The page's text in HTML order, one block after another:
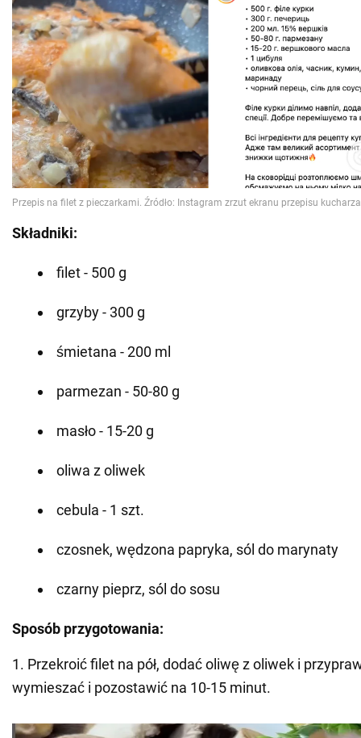
Składniki:
filet - 500 g
grzyby - 300 g
śmietana - 200 ml
parmezan - 50-80 g
masło - 15-20 g
oliwa z oliwek
cebula - 1 szt.
czosnek, wędzona papryka, sól do marynaty
czarny pieprz, sól do sosu
Sposób przygotowania:
1. Przekroić filet na pół, dodać oliwę z oliwek i
wymieszać i pozostawić na 10-15 minut.